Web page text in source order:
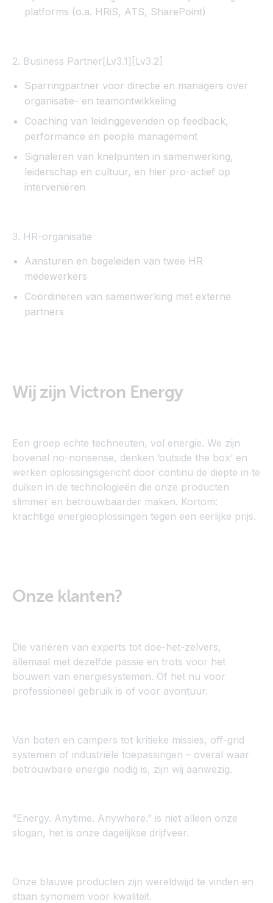
platforms (o.a. HRiS, ATS, SharePoint)
2. Business Partner[Lv3.1][Lv3.2]
Sparringpartner voor directie en managers over
organisatie- en teamontwikkeling
Coaching van leidinggevenden op feedback,
performance en people management
Signaleren van knelpunten in samenwerking,
leiderschap en cultuur, en hier pro-actief op
interveniëren
3. HR-organisatie
Aansturen en begeleiden van twee HR
medewerkers
Coördineren van samenwerking met externe
partners
Wij zijn Victron Energy
Een groep echte techneuten, vol energie. We zijn
bovenal no-nonsense, denken ‘outside the box’ en
werken oplossingsgericht door continu de diepte in te
duiken in de technologieën die onze producten
slimmer en betrouwbaarder maken. Kortom:
krachtige energieoplossingen tegen een eerlijke prijs.
Onze klanten?
Die variëren van experts tot doe-het-zelvers,
allemaal met dezelfde passie en trots voor het
bouwen van energiesystemen. Of het nu voor
professioneel gebruik is of voor avontuur.
Van boten en campers tot kritieke missies, off-grid
systemen of industriële toepassingen – overal waar
betrouwbare energie nodig is, zijn wij aanwezig.
“Energy. Anytime. Anywhere.” is niet alleen onze
slogan, het is onze dagelijkse drijfveer.
Onze blauwe producten zijn wereldwijd te vinden en
staan synoniem voor kwaliteit.